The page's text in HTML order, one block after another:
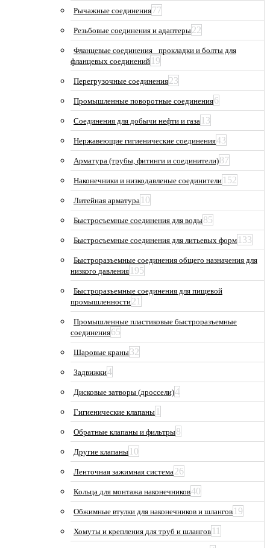
Рычажные соединения77
Резьбовые соединения и адаптеры22
Фланцевые соединения_ прокладки и болты для
фланцевых соединений 19
Перегрузочные соединения23
Промышленные поворотные соединения6
Соединения для добычи нефти и газа 13
Нержавеющие гигиенические соединения43
Арматура (трубы, фитинги и соединители)87
Наконечники и низкодавленые соединители 152
Литейная арматура 10
Быстросъемные соединения для воды85
Быстросъемные соединения для литьевых форм 133
Быстроразъемные соединения общего назначения для
низкого давления 195
Быстроразъемные соединения для пищевой
промышленности21
Промышленные пластиковые быстроразъемные
соединения65
Шаровые краны32
Задвижки4
Дисковые затворы (дроссели)4
Гигиенические клапаны 1
Обратные клапаны и фильтры8
Другие клапаны 10
Ленточная зажимная система26
Кольца для монтажа наконечников40
Обжимные втулки для наконечников и шлангов 19
Хомуты и крепления для труб и шлангов 11